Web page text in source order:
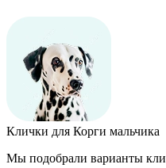
Клички для Корги мальчика
Мы подобрали варианты